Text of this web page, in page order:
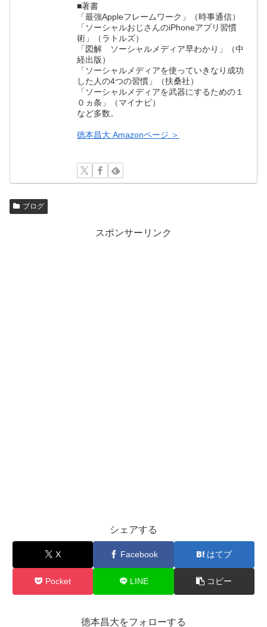
■著書
「最強Appleフレームワーク」（時事通信）
「ソーシャルおじさんのiPhoneアプリ習慣
術」（ラトルズ）
「図解 ソーシャルメディア早わかり」（中
経出版）
「ソーシャルメディアを使っていきなり成功
した人の4つの習慣」（扶桑社）
「ソーシャルメディアを武器にするための１
０ヵ条」（マイナビ）
など多数。
徳本昌大 Amazonページ ＞
ブログ
スポンサーリンク
シェアする
X Facebook はてブ
Pocket LINE コピー
徳本昌大をフォローする